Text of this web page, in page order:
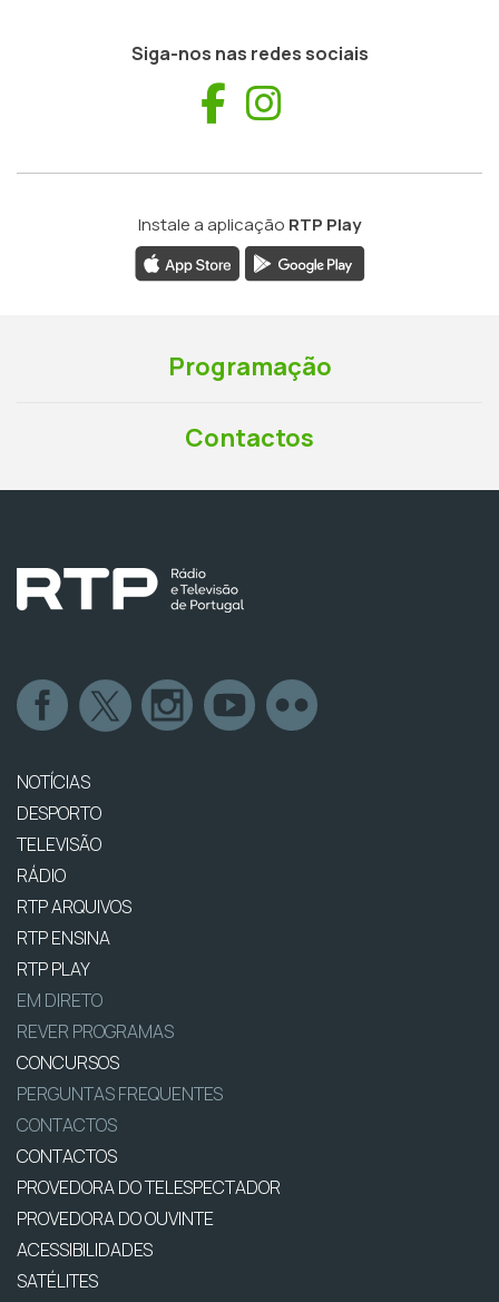
Siga-nos nas redes sociais
Facebook
Instale a aplicação RTP Play
Programação
Contactos
NOTÍCIAS
DESPORTO
TELEVISÃO
RÁDIO
RTP ARQUIVOS
RTP ENSINA
RTP PLAY
EM DIRETO
REVER PROGRAMAS
CONCURSOS
PERGUNTAS FREQUENTES
CONTACTOS
CONTACTOS
PROVEDORA DO TELESPECTADOR
PROVEDORA DO OUVINTE
ACESSIBILIDADES
SATÉLITES